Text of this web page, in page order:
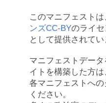
このマニフェストは
ンズCC-BYのライ
として提供されてい
マニフェストデー
イトを構築した方は
各マニフェストへ
ください。